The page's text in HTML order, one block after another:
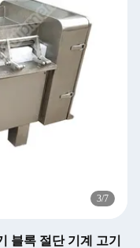
3/7
블록 절단 기계 고기